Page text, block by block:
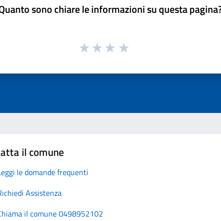
sono chiare le informazioni su questa
il comune
le domande frequenti
Assistenza
il comune 0498952102